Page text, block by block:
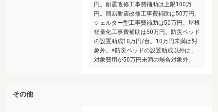
円。耐震改修工事費補助は上限100万
円。簡易耐震改修工事費補助は50万円。
シェルター型工事費補助は50万円。屋根
軽量化工事費補助は50万円。防災ベッド
の設置助成10万円/台。10万円未満は対
象外。※防災ベッドの設置助成以外は、
対象費用が50万円未満の場合対象外。
その他